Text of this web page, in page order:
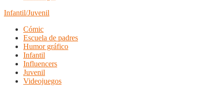
Infantil/Juvenil
Cómic
Escuela de padres
Humor gráfico
Infantil
Influencers
Juvenil
Videojuegos